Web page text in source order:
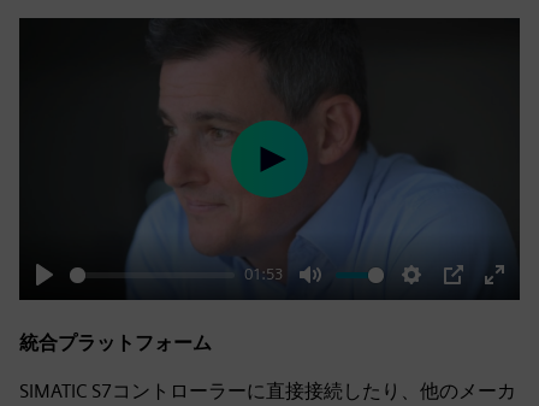
Play
01:53
Mute Settings
PIP
Enter
Play
統合プラットフォーム
SIMATIC S7コントローラーに直接接続したり、他のメーカ